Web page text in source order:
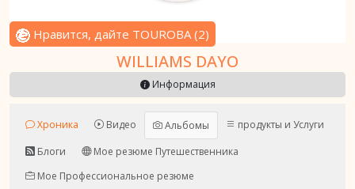
Нравится, дайте TOUROBA(2)
WILLIAMS DAYO
Информация
Хроника Видео Альбомы
продукты и Услуги
Блоги
Мое резюме Путешественника
Мое Профессиональное резюме